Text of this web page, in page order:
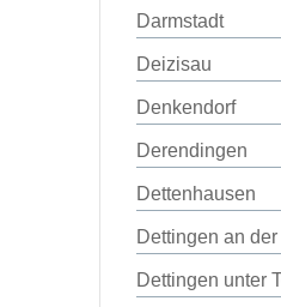
Darmstadt
Deizisau
Denkendorf
Derendingen
Dettenhausen
Dettingen an
Dettingen unter